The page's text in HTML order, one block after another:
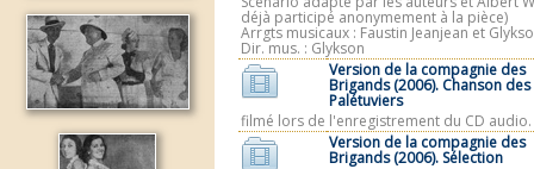
déjà participé anonymement à la pièce)
Arrgts musicaux : Faustin Jeanjean et
Dir. mus. : Glykson
Version de la compagnie des
Brigands (2006). Chanson des
Palétuviers
filmé lors de l'enregistrement du CD audio.
Version de la compagnie des
Brigands (2006). Sélection